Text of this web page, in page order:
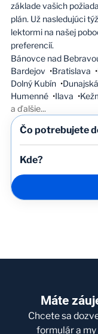
základe vašich
plán. Už nasledujúci
lektormi na našej
preferencií.
Bánovce nad
Bardejov
Bratislava
Dolný Kubín
Humenné
Ilava
a ďalšie...
Máte
Chcete sa
formulár a my